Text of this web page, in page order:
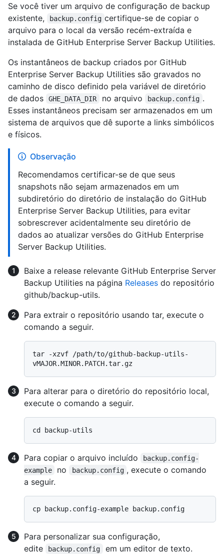
Se você tiver um arquivo de configuração de backup
existente,
backup.config certifique-se de copiar o
arquivo para o local da versão recém-extraída e
instalada de GitHub Enterprise Server Backup Utilities.
Os instantâneos de backup criados por GitHub
Enterprise Server Backup Utilities são gravados no
caminho de disco definido pela variável de diretório
de dados
GHE_DATA_DIR no arquivo backup.config .
Esses instantâneos precisam ser armazenados em um
sistema de arquivos que dê suporte a links simbólicos
e físicos.
Observação
Recomendamos certificar-se de que seus
snapshots não sejam armazenados em um
subdiretório do diretório de instalação do GitHub
Enterprise Server Backup Utilities, para evitar
sobrescrever acidentalmente seu diretório de
dados ao atualizar versões do GitHub Enterprise
Server Backup Utilities.
Baixe a release relevante GitHub Enterprise Server
Backup Utilities na página Releases do repositório
github/backup-utils.
Para extrair o repositório usando tar, execute o
comando a seguir.
tar -xzvf /path/to/github-backup-utils-
Para alterar para o diretório do repositório local,
execute o comando a seguir.
Para copiar o arquivo incluído
backup.config-
example
no backup.config , execute o comando
a seguir.
Para personalizar sua configuração,
edite
backup.config
em um editor de texto.